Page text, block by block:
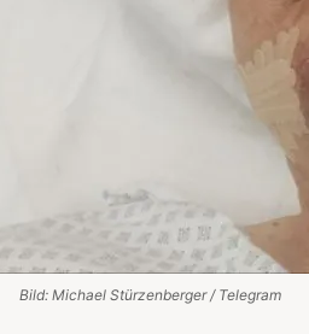
Bild: Michael Stürzenberger / Telegram